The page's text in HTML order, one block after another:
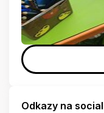
Odkazy na